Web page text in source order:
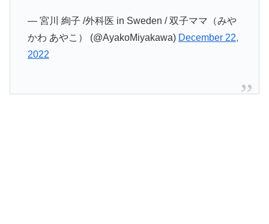
— 宮川 絢子 /外科医 in Sweden / 双子ママ（みや
かわ あやこ） (@AyakoMiyakawa) December 22,
2022